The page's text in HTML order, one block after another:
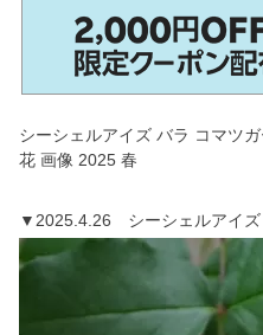
シーシェルアイズ バラ コマツ
花 画像 2025 春
▼2025.4.26 シーシェルアイ